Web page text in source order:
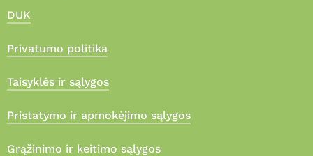
DUK
Privatumo politika
Taisyklės ir sąlygos
Pristatymo ir apmokėjimo sąlygos
Grąžinimo ir keitimo sąlygos